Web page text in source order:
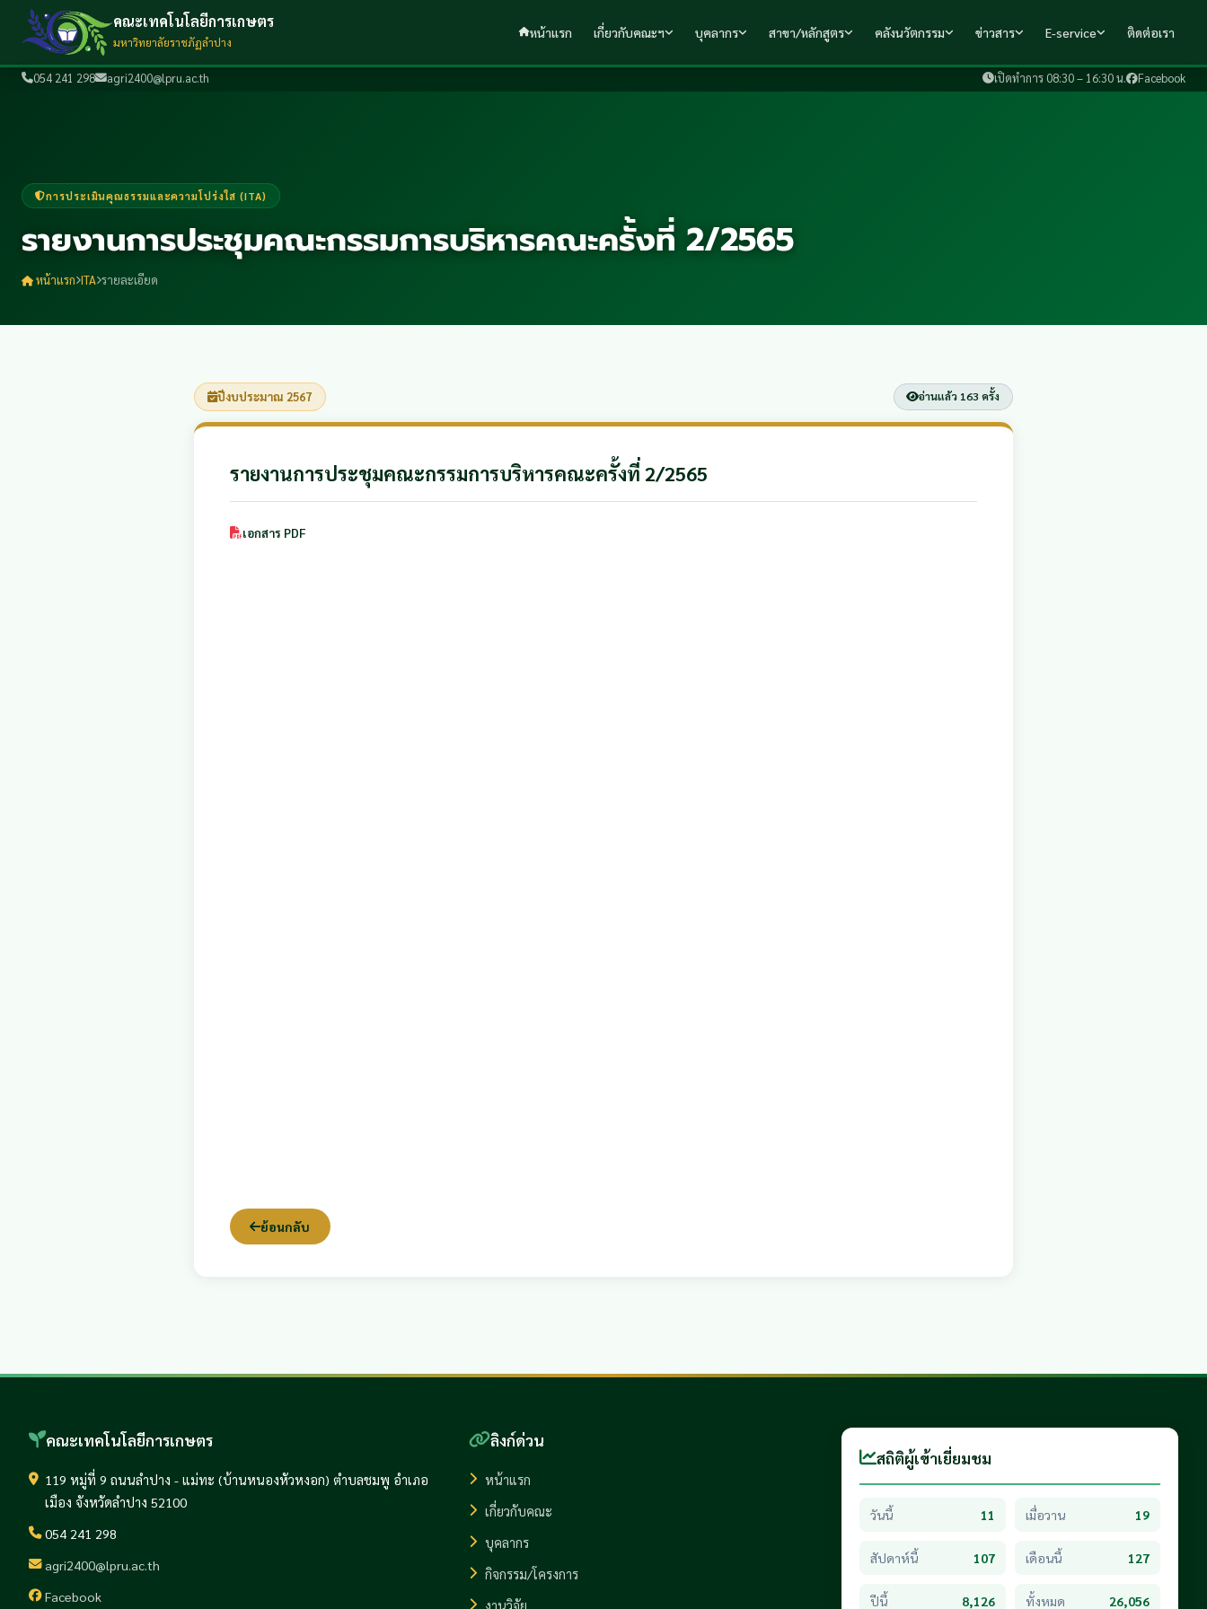
054 241 298 agri2400@lpru.ac.th เปิดทำการ 08:30 – 16:30 น. Facebook
คณะเทคโนโลยีการเกษตร
มหาวิทยาลัยราชภัฏลำปาง
หน้าแรก เกี่ยวกับคณะฯ บุคลากร สาขา/หลักสูตร คลังนวัตกรรม ข่าวสาร E-service ติดต่อเรา
การประเมินคุณธรรมและความโปร่งใส (ITA)
รายงานการประชุมคณะกรรมการบริหารคณะครั้งที่ 2/2565
หน้าแรก ITA รายละเอียด
ปีงบประมาณ 2567 อ่านแล้ว 163 ครั้ง
รายงานการประชุมคณะกรรมการบริหารคณะครั้งที่ 2/2565
เอกสาร PDF
ย้อนกลับ
คณะเทคโนโลยีการเกษตร
119 หมู่ที่ 9 ถนนลำปาง - แม่ทะ (บ้านหนองหัวหงอก) ตำบลชมพู อำเภอ
เมือง จังหวัดลำปาง 52100
054 241 298
agri2400@lpru.ac.th
Facebook
ลิงก์ด่วน
หน้าแรก
เกี่ยวกับคณะ
บุคลากร
กิจกรรม/โครงการ
งานวิจัย
สถิติผู้เข้าเยี่ยมชม
วันนี้ 11 เมื่อวาน 19
สัปดาห์นี้ 107 เดือนนี้ 127
ปีนี้ 8,126 ทั้งหมด 26,056